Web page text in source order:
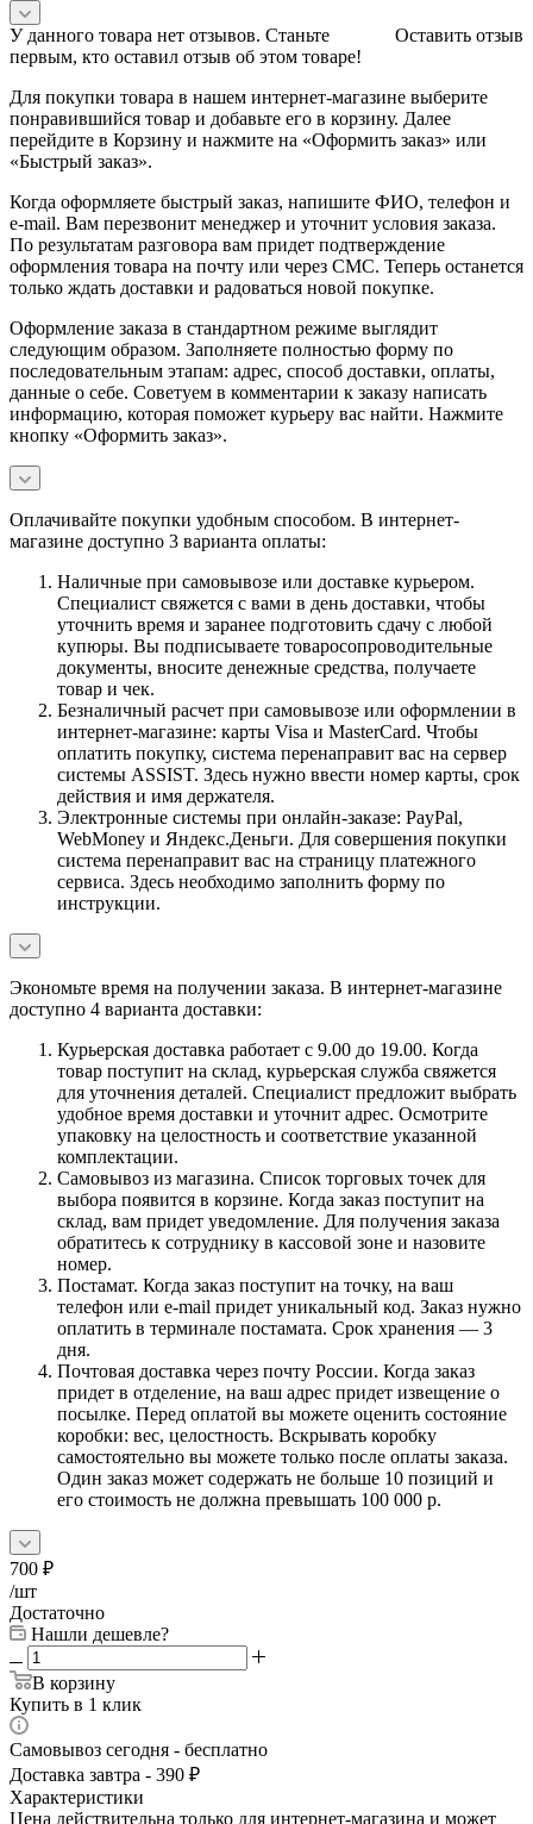
Оставить отзыв
У данного товара нет отзывов. Станьте
первым, кто оставил отзыв об этом товаре!
Для покупки товара в нашем интернет-магазине выберите
понравившийся товар и добавьте его в корзину. Далее
перейдите в Корзину и нажмите на «Оформить заказ» или
«Быстрый заказ».
Когда оформляете быстрый заказ, напишите ФИО, телефон и
e-mail. Вам перезвонит менеджер и уточнит условия заказа.
По результатам разговора вам придет подтверждение
оформления товара на почту или через СМС. Теперь останется
только ждать доставки и радоваться новой покупке.
Оформление заказа в стандартном режиме выглядит
следующим образом. Заполняете полностью форму по
последовательным этапам: адрес, способ доставки, оплаты,
данные о себе. Советуем в комментарии к заказу написать
информацию, которая поможет курьеру вас найти. Нажмите
кнопку «Оформить заказ».
Оплачивайте покупки удобным способом. В интернет-
магазине доступно 3 варианта оплаты:
Наличные при самовывозе или доставке курьером.
Специалист свяжется с вами в день доставки, чтобы
уточнить время и заранее подготовить сдачу с любой
купюры. Вы подписываете товаросопроводительные
документы, вносите денежные средства, получаете
товар и чек.
Безналичный расчет при самовывозе или оформлении в
интернет-магазине: карты Visa и MasterCard. Чтобы
оплатить покупку, система перенаправит вас на сервер
системы ASSIST. Здесь нужно ввести номер карты, срок
действия и имя держателя.
Электронные системы при онлайн-заказе: PayPal,
WebMoney и Яндекс.Деньги. Для совершения покупки
система перенаправит вас на страницу платежного
сервиса. Здесь необходимо заполнить форму по
инструкции.
Экономьте время на получении заказа. В интернет-магазине
доступно 4 варианта доставки:
Курьерская доставка работает с 9.00 до 19.00. Когда
товар поступит на склад, курьерская служба свяжется
для уточнения деталей. Специалист предложит выбрать
удобное время доставки и уточнит адрес. Осмотрите
упаковку на целостность и соответствие указанной
комплектации.
Самовывоз из магазина. Список торговых точек для
выбора появится в корзине. Когда заказ поступит на
склад, вам придет уведомление. Для получения заказа
обратитесь к сотруднику в кассовой зоне и назовите
номер.
Постамат. Когда заказ поступит на точку, на ваш
телефон или e-mail придет уникальный код. Заказ нужно
оплатить в терминале постамата. Срок хранения — 3
дня.
Почтовая доставка через почту России. Когда заказ
придет в отделение, на ваш адрес придет извещение о
посылке. Перед оплатой вы можете оценить состояние
коробки: вес, целостность. Вскрывать коробку
самостоятельно вы можете только после оплаты заказа.
Один заказ может содержать не больше 10 позиций и
его стоимость не должна превышать 100 000 р.
700 ₽
/шт
Достаточно
Нашли дешевле?
В корзину
Купить в 1 клик
Самовывоз сегодня - бесплатно
Доставка завтра - 390 ₽
Характеристики
Цена действительна только для интернет-магазина и может